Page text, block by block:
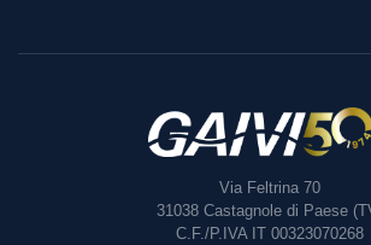
Via Feltrina 70
31038 Castagnole di Paese
C.F./P.IVA IT 00323070268